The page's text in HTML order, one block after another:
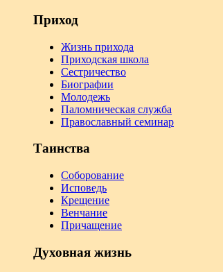
Приход
Жизнь прихода
Приходская школа
Сестричество
Биографии
Молодежь
Паломническая служба
Православный семинар
Таинства
Соборование
Исповедь
Крещение
Венчание
Причащение
Духовная жизнь